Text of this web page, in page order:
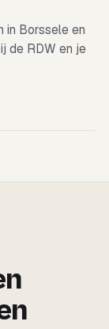
in Borssele en
de RDW en je